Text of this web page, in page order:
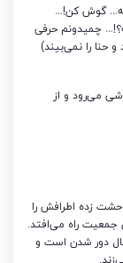
گوش کن!…
چمیدونم حرفی
حنا را نمی‌بیند)
می‌رود و از
زده اطرافش را
راه می‌افتد.
دور شدن است و